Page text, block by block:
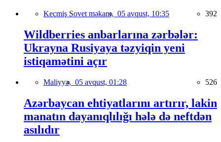
Keçmiş Sovet məkanı, 05 avqust, 10:35 392
Wildberries anbarlarına zərbələr:
Ukrayna Rusiyaya təzyiqin yeni
istiqamətini açır
Maliyyə, 05 avqust, 01:28 526
Azərbaycan ehtiyatlarını artırır, lakin
manatın dayanıqlılığı hələ də neftdən
asılıdır